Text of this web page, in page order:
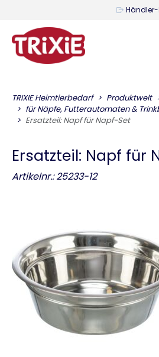
TRIXIE Heimtierbedarf Produktwelt
für Näpfe, Futterautomaten &
Ersatzteil: Napf für Napf-Set
Ersatzteil: Napf für
Artikelnr.: 25233-12